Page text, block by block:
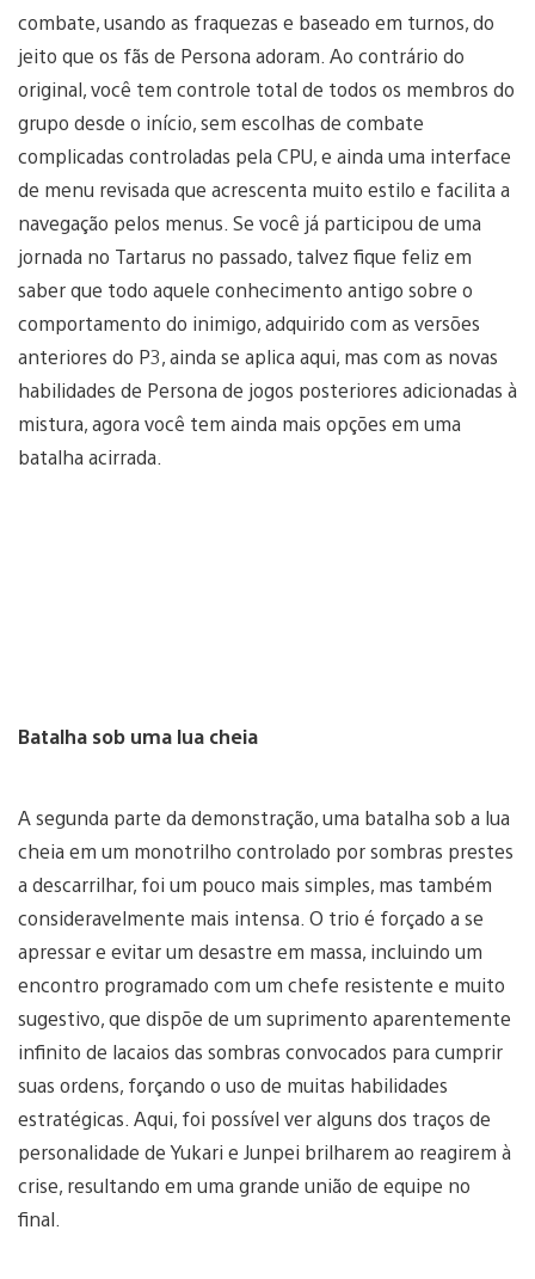
combate, usando as fraquezas e baseado em turnos, do
jeito que os fãs de Persona adoram. Ao contrário do
original, você tem controle total de todos os membros do
grupo desde o início, sem escolhas de combate
complicadas controladas pela CPU, e ainda uma interface
de menu revisada que acrescenta muito estilo e facilita a
navegação pelos menus. Se você já participou de uma
jornada no Tartarus no passado, talvez fique feliz em
saber que todo aquele conhecimento antigo sobre o
comportamento do inimigo, adquirido com as versões
anteriores do P3, ainda se aplica aqui, mas com as novas
habilidades de Persona de jogos posteriores adicionadas à
mistura, agora você tem ainda mais opções em uma
batalha acirrada.
Batalha sob uma lua cheia
A segunda parte da demonstração, uma batalha sob a lua
cheia em um monotrilho controlado por sombras prestes
a descarrilhar, foi um pouco mais simples, mas também
consideravelmente mais intensa. O trio é forçado a se
apressar e evitar um desastre em massa, incluindo um
encontro programado com um chefe resistente e muito
sugestivo, que dispõe de um suprimento aparentemente
infinito de lacaios das sombras convocados para cumprir
suas ordens, forçando o uso de muitas habilidades
estratégicas. Aqui, foi possível ver alguns dos traços de
personalidade de Yukari e Junpei brilharem ao reagirem à
crise, resultando em uma grande união de equipe no
final.